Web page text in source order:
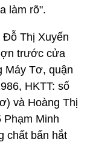
làm rõ".
Đỗ Thị Xuyến
trước cửa
Máy Tơ, quận
HKTT: số
và Hoàng Thị
Phạm Minh
chất bẩn hắt